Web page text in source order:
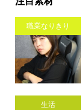
職業なりきり
生活